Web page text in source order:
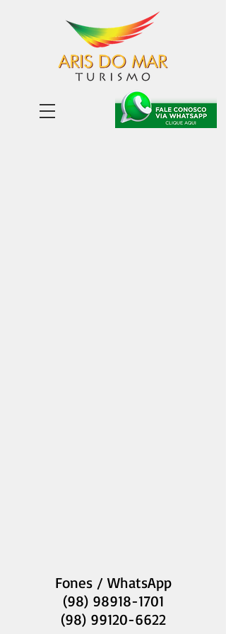
Fones / WhatsApp
(98) 98918-1701
(98) 99120-6622